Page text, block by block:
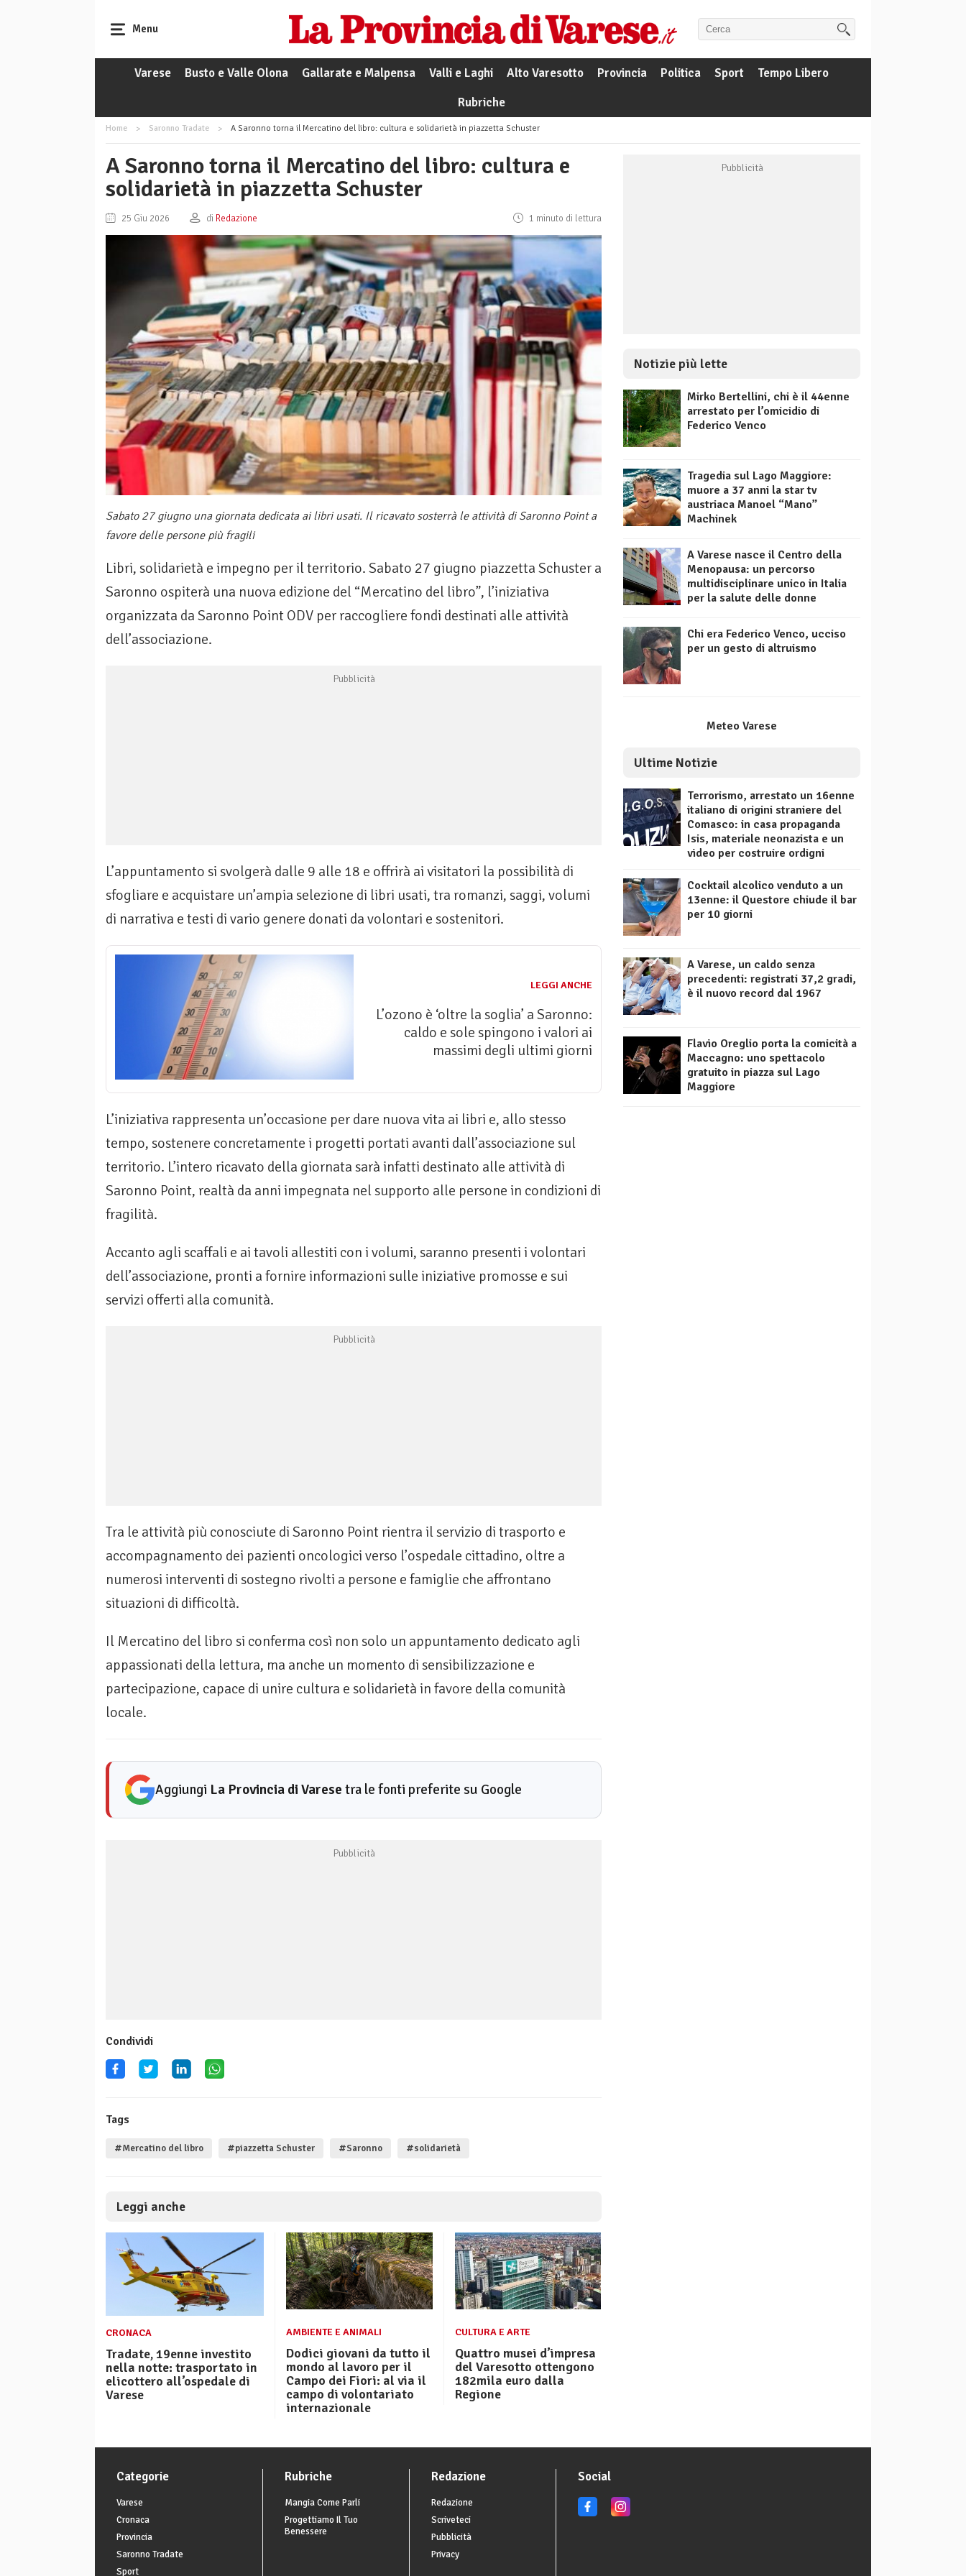
Menu
Varese Busto e Valle Olona Gallarate e Malpensa Valli e Laghi Alto Varesotto Provincia Politica Sport
Tempo Libero
Rubriche
Home Saronno Tradate A Saronno torna il Mercatino del libro: cultura e solidarietà in piazzetta Schuster
A Saronno torna il Mercatino del libro: cultura e
solidarietà in piazzetta Schuster
25 Giu 2026 di Redazione 1 minuto di lettura
Sabato 27 giugno una giornata dedicata ai libri usati. Il ricavato sosterrà le attività di Saronno Point a
favore delle persone più fragili
Libri, solidarietà e impegno per il territorio. Sabato 27 giugno piazzetta Schuster a
Saronno ospiterà una nuova edizione del “Mercatino del libro”, l’iniziativa
organizzata da Saronno Point ODV per raccogliere fondi destinati alle attività
dell’associazione.
L’appuntamento si svolgerà dalle 9 alle 18 e offrirà ai visitatori la possibilità di
sfogliare e acquistare un’ampia selezione di libri usati, tra romanzi, saggi, volumi
di narrativa e testi di vario genere donati da volontari e sostenitori.
LEGGI ANCHE
L’ozono è ‘oltre la soglia’ a Saronno:
caldo e sole spingono i valori ai
massimi degli ultimi giorni
L’iniziativa rappresenta un’occasione per dare nuova vita ai libri e, allo stesso
tempo, sostenere concretamente i progetti portati avanti dall’associazione sul
territorio. L’intero ricavato della giornata sarà infatti destinato alle attività di
Saronno Point, realtà da anni impegnata nel supporto alle persone in condizioni di
fragilità.
Accanto agli scaffali e ai tavoli allestiti con i volumi, saranno presenti i volontari
dell’associazione, pronti a fornire informazioni sulle iniziative promosse e sui
servizi offerti alla comunità.
Tra le attività più conosciute di Saronno Point rientra il servizio di trasporto e
accompagnamento dei pazienti oncologici verso l’ospedale cittadino, oltre a
numerosi interventi di sostegno rivolti a persone e famiglie che affrontano
situazioni di difficoltà.
Il Mercatino del libro si conferma così non solo un appuntamento dedicato agli
appassionati della lettura, ma anche un momento di sensibilizzazione e
partecipazione, capace di unire cultura e solidarietà in favore della comunità
locale.
Aggiungi La Provincia di Varese tra le fonti preferite su Google
Condividi
Tags
#Mercatino del libro #piazzetta Schuster #Saronno #solidarietà
Leggi anche
CRONACA
Tradate, 19enne investito
nella notte: trasportato in
elicottero all’ospedale di
Varese
AMBIENTE E ANIMALI
Dodici giovani da tutto il
mondo al lavoro per il
Campo dei Fiori: al via il
campo di volontariato
internazionale
CULTURA E ARTE
Quattro musei d’impresa
del Varesotto ottengono
182mila euro dalla
Regione
Notizie più lette
Mirko Bertellini, chi è il 44enne
arrestato per l’omicidio di
Federico Venco
Tragedia sul Lago Maggiore:
muore a 37 anni la star tv
austriaca Manoel “Mano”
Machinek
A Varese nasce il Centro della
Menopausa: un percorso
multidisciplinare unico in Italia
per la salute delle donne
Chi era Federico Venco, ucciso
per un gesto di altruismo
Meteo Varese
Ultime Notizie
Terrorismo, arrestato un 16enne
italiano di origini straniere del
Comasco: in casa propaganda
Isis, materiale neonazista e un
video per costruire ordigni
Cocktail alcolico venduto a un
13enne: il Questore chiude il bar
per 10 giorni
A Varese, un caldo senza
precedenti: registrati 37,2 gradi,
è il nuovo record dal 1967
Flavio Oreglio porta la comicità a
Maccagno: uno spettacolo
gratuito in piazza sul Lago
Maggiore
Categorie
Varese
Cronaca
Provincia
Saronno Tradate
Sport
Rubriche
Mangia Come Parli
Progettiamo Il Tuo
Benessere
Redazione
Redazione
Scriveteci
Pubblicità
Privacy
Social